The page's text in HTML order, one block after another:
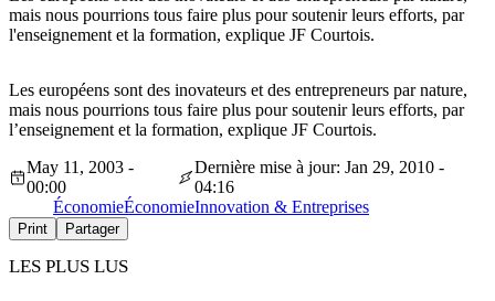
mais nous pourrions tous faire plus pour soutenir leurs efforts, par
l'enseignement et la formation, explique JF Courtois.
Les européens sont des inovateurs et des entrepreneurs par nature,
mais nous pourrions tous faire plus pour soutenir leurs efforts, par
l’enseignement et la formation, explique JF Courtois.
May 11, 2003 -
00:00
Dernière mise à jour: Jan 29, 2010 -
04:16
ÉconomieÉconomieInnovation & Entreprises
Print Partager
LES PLUS LUS